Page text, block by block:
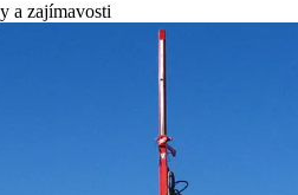
a zajímavosti